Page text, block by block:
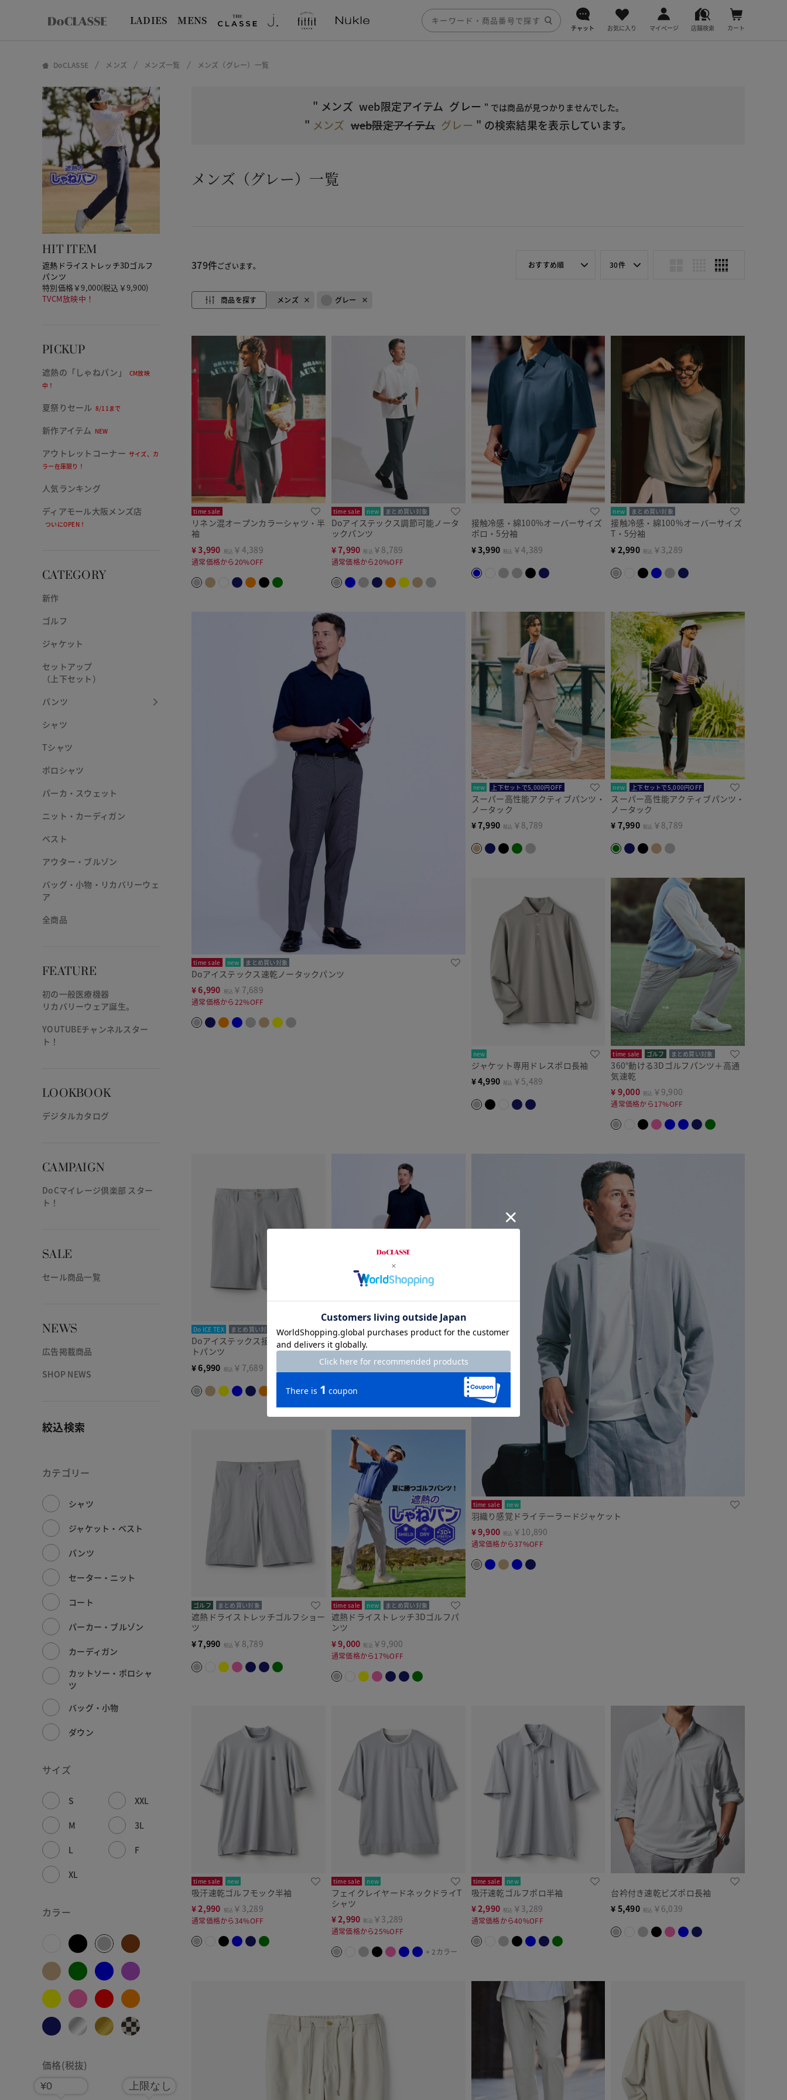
LADIES MENS
チャット お気に入り マイページ 店舗検索 カート
DoCLASSE メンズ メンズ一覧 メンズ（グレー）一覧
HIT ITEM
遮熱ドライストレッチ3Dゴルフ
パンツ
特別価格￥9,000(税込￥9,900)
TVCM放映中！
PICKUP
遮熱の「しゃねパン」
CM放映
中！
夏祭りセール 8/11まで
新作アイテム NEW
アウトレットコーナー サイズ、カ
ラー在庫限り！
人気ランキング
ディアモール大阪メンズ店
ついにOPEN！
CATEGORY
新作
ゴルフ
ジャケット
セットアップ
（上下セット）
パンツ
シャツ
Tシャツ
ポロシャツ
パーカ・スウェット
ニット・カーディガン
ベスト
アウター・ブルゾン
バッグ・小物・リカバリーウェ
ア
全商品
FEATURE
初の一般医療機器
リカバリーウェア誕生。
YOUTUBEチャンネルスター
ト！
LOOKBOOK
デジタルカタログ
CAMPAIGN
DoCマイレージ倶楽部 スター
ト！
SALE
セール商品一覧
NEWS
広告掲載商品
SHOP NEWS
絞込検索
カテゴリー
シャツ
ジャケット・ベスト
パンツ
セーター・ニット
コート
パーカー・ブルゾン
カーディガン
カットソー・ポロシャ
ツ
バッグ・小物
ダウン
サイズ
S
M
L
XL
XXL
3L
F
カラー
価格(税抜)
¥0 上限なし
" メンズ web限定アイテム グレー " では商品が見つかりませんでした。
" メンズ web限定アイテム グレー " の検索結果を表示しています。
メンズ（グレー）一覧
379件ございます。 おすすめ順 30件
商品を探す メンズ グレー
time sale
リネン混オープンカラーシャツ・半
袖
¥3,990 税込 ￥4,389
通常価格から20%OFF
time sale new まとめ買い対象
Doアイステックス調節可能ノータ
ックパンツ
¥7,990 税込 ￥8,789
通常価格から20%OFF
接触冷感・綿100%オーバーサイズ
ポロ・5分袖
¥3,990 税込 ￥4,389
new まとめ買い対象
接触冷感・綿100%オーバーサイズ
T・5分袖
¥ 2,990 税込 ￥3,289
time sale new まとめ買い対象
Doアイステックス速乾ノータックパンツ
¥6,990 税込 ￥7,689
通常価格から22%OFF
new 上下セットで5,000円OFF
スーパー高性能アクティブパンツ・
ノータック
¥7,990 税込 ￥8,789
new 上下セットで5,000円OFF
スーパー高性能アクティブパンツ・
ノータック
¥ 7,990 税込 ￥8,789
new
ジャケット専用ドレスポロ長袖
¥4,990 税込 ￥5,489
time sale ゴルフ まとめ買い対象
360°動ける3Dゴルフパンツ＋高通
気速乾
¥ 9,000 税込 ￥9,900
通常価格から17%OFF
Do ICE TEX まとめ買い対象
Doアイステックス接触冷感ショー
トパンツ
¥6,990 税込 ￥7,689
time sale new まとめ買い対象
Doアイステックス調節可能ワンタ
ックパンツ
¥ 7,990 ￥8,789
time sale new
羽織り感覚ドライテーラードジャケット
¥9,900 税込 ￥10,890
通常価格から37%OFF
ゴルフ まとめ買い対象
遮熱ドライストレッチゴルフショー
ツ
¥7,990 税込 ￥8,789
time sale new まとめ買い対象
遮熱ドライストレッチ3Dゴルフパ
ンツ
¥9,000 税込 ￥9,900
通常価格から17%OFF
time sale new
吸汗速乾ゴルフモック半袖
¥2,990 税込 ￥3,289
通常価格から34%OFF
time sale new
フェイクレイヤードネックドライT
シャツ
¥2,990 税込 ￥3,289
通常価格から25%OFF
+ 2カラー
time sale new
吸汗速乾ゴルフポロ半袖
¥2,990 税込 ￥3,289
通常価格から40%OFF
台衿付き速乾ビズポロ長袖
¥ 5,490 税込 ￥6,039